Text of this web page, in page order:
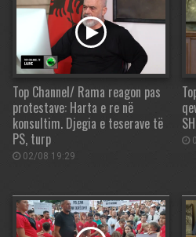
Top Channel/ Rama reagon pas
protestave: Harta e re në
konsultim. Djegia e teserave të
PS, turp
02/08 19:29